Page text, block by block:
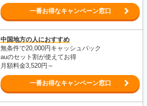
一番お得なキャンペーン窓口
中国地方の人におすすめ
無条件で20,000円キャッシュバック
auのセット割が使えてお得
月額料金3,520円～
一番お得なキャンペーン窓口